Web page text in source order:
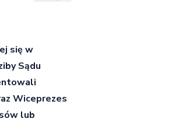
się w
Sądu
Wiceprezes
lub